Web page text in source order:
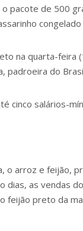
pacote de 500
na quarta-feira
padroeira do
cinco salários-
o arroz e feijão,
as vendas
feijão preto da